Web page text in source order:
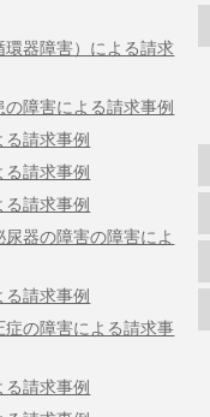
環器障害）による請求
障害による請求事例
請求事例
る請求事例
る請求事例
尿器の障害の障害によ
請求事例
症の障害による請求事
る請求事例